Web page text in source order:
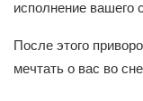
исполнение вашего
После этого
мечтать о вас во